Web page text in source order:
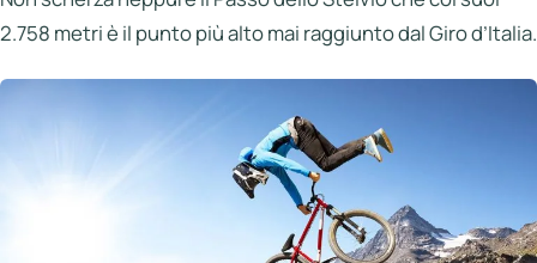
2.758 metri è il punto più alto mai raggiunto dal Giro d’Italia.